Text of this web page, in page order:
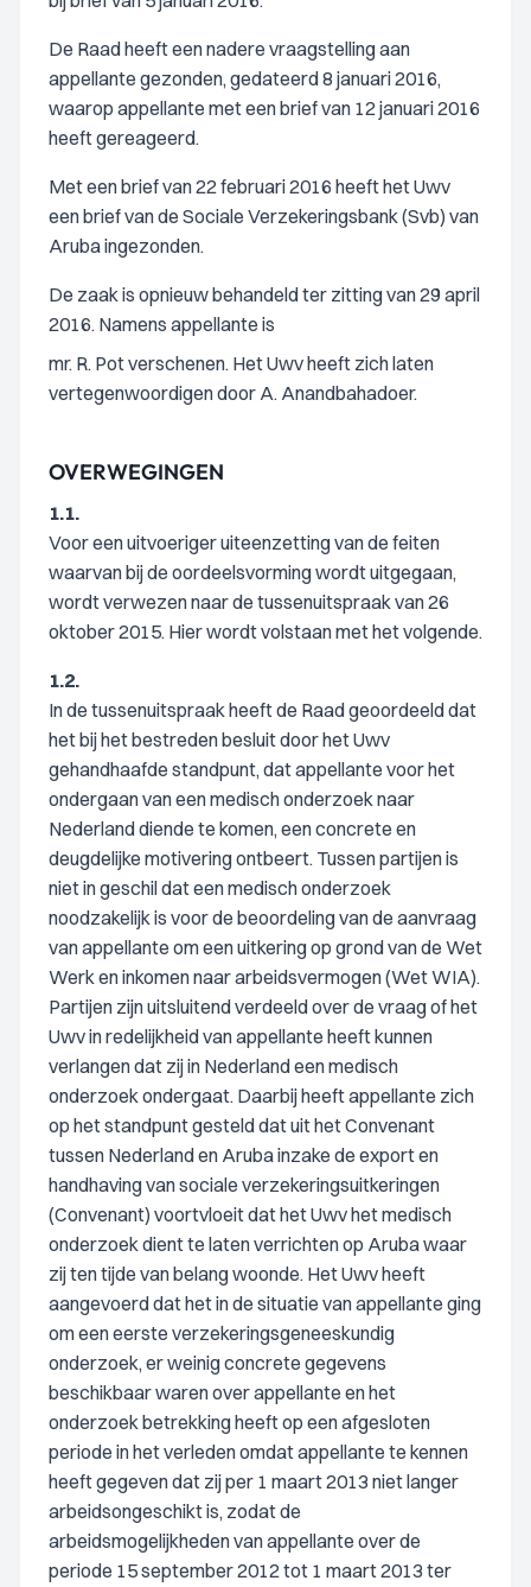
De Raad heeft een nadere vraagstelling aan
appellante gezonden, gedateerd 8 januari 2016,
waarop appellante met een brief van 12 januari 2016
heeft gereageerd.
Met een brief van 22 februari 2016 heeft het Uwv
een brief van de Sociale Verzekeringsbank (Svb) van
Aruba ingezonden.
De zaak is opnieuw behandeld ter zitting van 29 april
2016. Namens appellante is
mr. R. Pot verschenen. Het Uwv heeft zich laten
vertegenwoordigen door A. Anandbahadoer.
OVERWEGINGEN
1.1.
Voor een uitvoeriger uiteenzetting van de feiten
waarvan bij de oordeelsvorming wordt uitgegaan,
wordt verwezen naar de tussenuitspraak van 26
oktober 2015. Hier wordt volstaan met het volgende.
1.2.
In de tussenuitspraak heeft de Raad geoordeeld dat
het bij het bestreden besluit door het Uwv
gehandhaafde standpunt, dat appellante voor het
ondergaan van een medisch onderzoek naar
Nederland diende te komen, een concrete en
deugdelijke motivering ontbeert. Tussen partijen is
niet in geschil dat een medisch onderzoek
noodzakelijk is voor de beoordeling van de aanvraag
van appellante om een uitkering op grond van de Wet
Werk en inkomen naar arbeidsvermogen (Wet WIA).
Partijen zijn uitsluitend verdeeld over de vraag of het
Uwv in redelijkheid van appellante heeft kunnen
verlangen dat zij in Nederland een medisch
onderzoek ondergaat. Daarbij heeft appellante zich
op het standpunt gesteld dat uit het Convenant
tussen Nederland en Aruba inzake de export en
handhaving van sociale verzekeringsuitkeringen
(Convenant) voortvloeit dat het Uwv het medisch
onderzoek dient te laten verrichten op Aruba waar
zij ten tijde van belang woonde. Het Uwv heeft
aangevoerd dat het in de situatie van appellante ging
om een eerste verzekeringsgeneeskundig
onderzoek, er weinig concrete gegevens
beschikbaar waren over appellante en het
onderzoek betrekking heeft op een afgesloten
periode in het verleden omdat appellante te kennen
heeft gegeven dat zij per 1 maart 2013 niet langer
arbeidsongeschikt is, zodat de
arbeidsmogelijkheden van appellante over de
periode 15 september 2012 tot 1 maart 2013 ter